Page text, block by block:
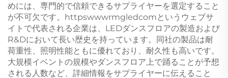
めには、専門的で信頼できるサプライヤーを選定すること
が不可欠です。httpswwwrmgledcomというウェブサ
イトで代表される企業は、LEDダンスフロアの製造および
R&Dにおいて長い歴史を持っています。同社の製品は耐
荷重性、照明性能ともに優れており、耐久性も高いです。
大規模イベントの規模やダンスフロア上で踊ることが予想
される人数など、詳細情報をサプライヤーに伝えること